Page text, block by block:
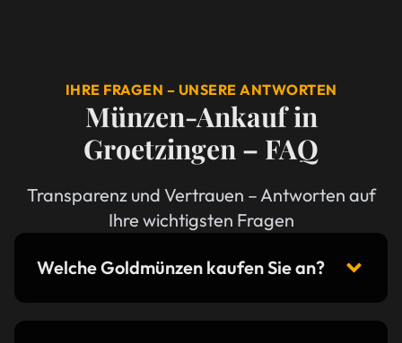
IHRE FRAGEN – UNSERE ANTWORTEN
Münzen-Ankauf in
Groetzingen – FAQ
Transparenz und Vertrauen – Antworten auf
Ihre wichtigsten Fragen
Welche Goldmünzen kaufen Sie an?